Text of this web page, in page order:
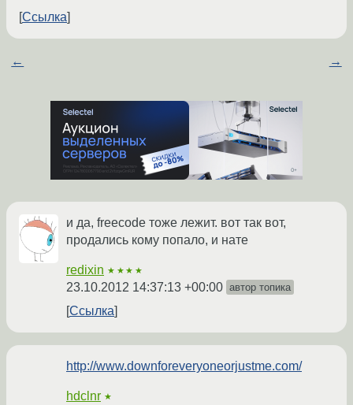
Ссылка
← →
и да, freecode тоже лежит. вот так вот,
продались кому попало, и нате
redixin ★★★★
23.10.2012 14:37:13 +00:00 автор топика
Ссылка
http://www.downforeveryoneorjustme.com/
hdclnr ★